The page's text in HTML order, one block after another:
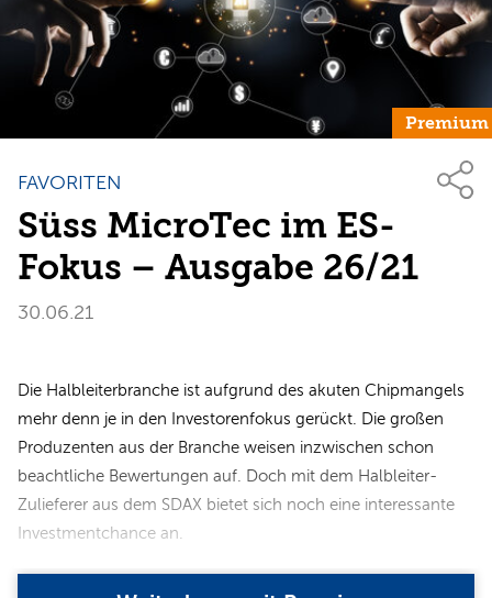
Premium
FAVORITEN
Süss MicroTec im ES-
Fokus – Ausgabe 26/21
30.06.21
Die Halbleiterbranche ist aufgrund des akuten Chipmangels
mehr denn je in den Investorenfokus gerückt. Die großen
Produzenten aus der Branche weisen inzwischen schon
beachtliche Bewertungen auf. Doch mit dem Halbleiter-
Zulieferer aus dem SDAX bietet sich noch eine interessante
Investmentchance an.
Anmelden